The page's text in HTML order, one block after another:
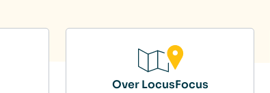
Over LocusFocus